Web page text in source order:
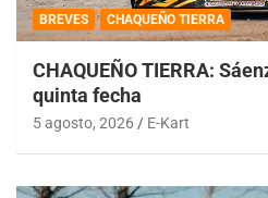
BREVES CHAQUEÑO TIERRA
CHAQUEÑO TIERRA:
quinta fecha
5 agosto, 2026 E-Kart